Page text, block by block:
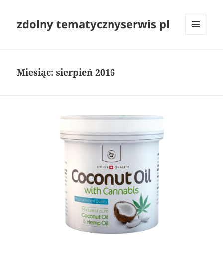
zdolny tematycznyserwis pl
Miesiąc:sierpień 2016